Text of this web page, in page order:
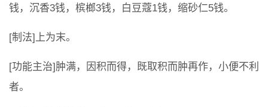
钱，沉香3钱，槟榔3钱，白豆蔻1钱，缩砂仁5钱。
[制法]上为末。
[功能主治]肿满，因积而得，既取积而肿再作，小便不利
者。